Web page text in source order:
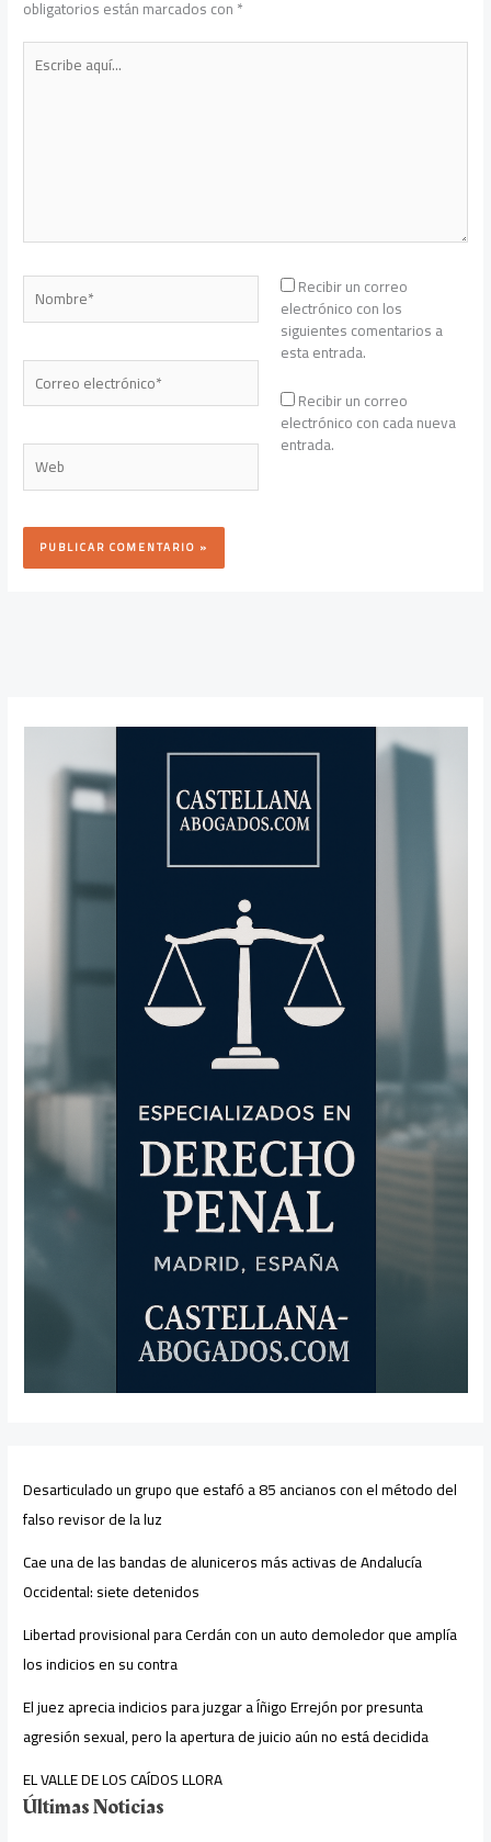
obligatorios están marcados con*
Escribe
aquí...
Nombre*
Correo
electrónico*
Web
Recibir un correo
electrónico con los
siguientes comentarios a
esta entrada.
Recibir un correo
electrónico con cada nueva
entrada.
Desarticulado un grupo que estafó a 85 ancianos con el método del
falso revisor de la luz
Cae una de las bandas de aluniceros más activas de Andalucía
Occidental: siete detenidos
Libertad provisional para Cerdán con un auto demoledor que amplía
los indicios en su contra
El juez aprecia indicios para juzgar a Íñigo Errejón por presunta
agresión sexual, pero la apertura de juicio aún no está decidida
EL VALLE DE LOS CAÍDOS LLORA
Últimas Noticias